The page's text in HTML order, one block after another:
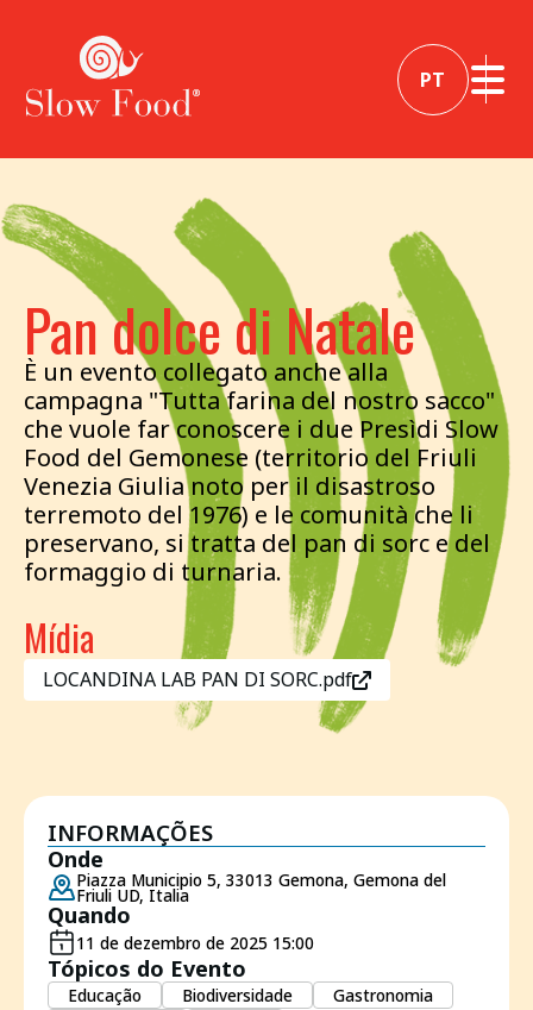
PT
Pan dolce di Natale
È un evento collegato anche alla
campagna "Tutta farina del nostro sacco"
che vuole far conoscere i due Presìdi Slow
Food del Gemonese (territorio del Friuli
Venezia Giulia noto per il disastroso
terremoto del 1976) e le comunità che li
preservano, si tratta del pan di sorc e del
formaggio di turnaria.
Mídia
LOCANDINA LAB PAN DI SORC.pdf
INFORMAÇÕES
Onde
Piazza Municipio 5, 33013 Gemona, Gemona del
Friuli UD, Italia
Quando
11 de dezembro de 2025 15:00
Tópicos do Evento
Educação Biodiversidade
Gastronomia